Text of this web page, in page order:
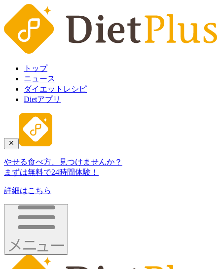
トップ
ニュース
ダイエットレシピ
Dietアプリ
やせる食べ方、見つけませんか？
まずは無料で24時間体験！
詳細はこちら